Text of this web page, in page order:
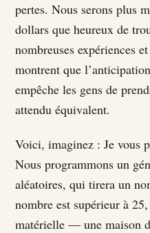
pertes. Nous serons plus
dollars que heureux de
nombreuses expériences
montrent que
empêche les gens de
attendu équivalent.
Voici, imaginez : Je vous
Nous programmons un
aléatoires, qui tirera un
nombre est supérieur à
matérielle — une maison